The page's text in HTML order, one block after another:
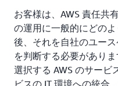
リティグループと呼
す。Amazon S3 や
化されたサービスの
クチャレイヤー、オ
びプラットフォーム
パッチ管理 –
具合に対するパッ
いますが、お客様
ーションのパッチ
構成管理 – AWS
スの構成を保守し
タのルーティング
性のあるサービス
ンセキュリティ。
お客様は、AWS 責任共
の運用に一般的にどの
後、それを自社のユー
を判断する必要があり
選択する AWS のサービ
ビスの IT 環境への統合